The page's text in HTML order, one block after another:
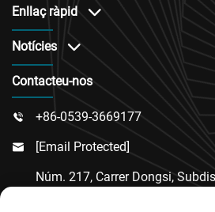
Enllaç ràpid
Notícies
Contacteu-nos
 +86-0539-3669177
 [email Protected]
Núm. 217, Carrer Dongsi,